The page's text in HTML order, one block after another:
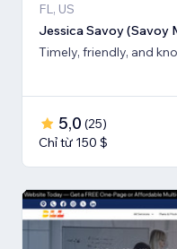
FL, US
Jessica Savoy (Savoy
Timely, friendly, and
5,0 (25)
Chỉ từ 150 $